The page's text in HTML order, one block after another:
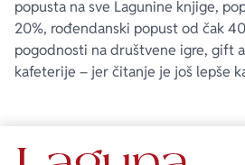
popusta na sve Lagunine knjige,
20%, rođendanski popust od čak
pogodnosti na društvene igre, gift
kafeterije – jer čitanje je još lepše